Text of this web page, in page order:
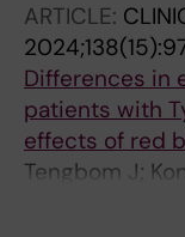
ARTICLE:
Differences in
patients with
effects of red
Tengbom J;
Alvarsson M;